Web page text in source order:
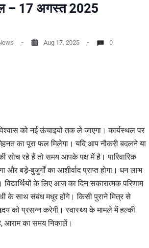
– 17 अगस्त 2025
Aug 17, 2025 0
को नई ऊंचाइयों तक ले जाएगा। कार्यस्थल पर
का पूरा फल मिलेगा। यदि आप नौकरी बदलने या
सोच रहे हैं तो समय आपके पक्ष में है। पारिवारिक
और बड़े-बुजुर्गों का आशीर्वाद प्राप्त होगा। धन लाभ
के लिए आज का दिन सकारात्मक परिणाम
के साथ संबंध मधुर होंगे। किसी पुराने मित्र से
को प्रसन्न करेगी। स्वास्थ्य के मामले में हल्की
आराम का समय निकालें।